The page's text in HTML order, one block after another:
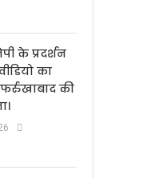
के प्रदर्शन
का
की